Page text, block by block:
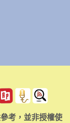
考，並非授權使